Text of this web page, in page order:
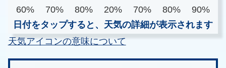
60%
70% 80% 20% 70% 80%
90%
日付をタップすると、天気の詳細が表示されます
天気アイコンの意味について